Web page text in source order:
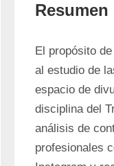
Resumen
El propósito
al estudio de
espacio de
disciplina del
análisis de
profesionales